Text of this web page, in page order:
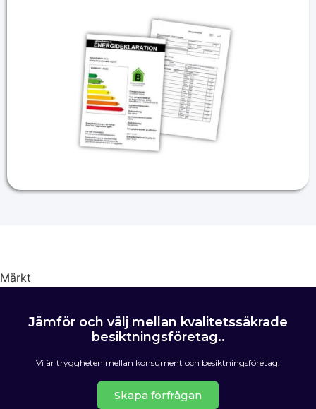
Märkt
Jämför och välj mellan kvalitetssäkrade
besiktningsföretag..
Vi är tryggheten mellan konsument och besiktningsföretag.
Skapa förfrågan